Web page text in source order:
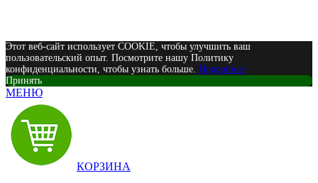
Этот веб-сайт использует COOKIE, чтобы улучшить ваш
пользовательский опыт. Посмотрите нашу Политику
конфиденциальности, чтобы узнать больше. Подробнее
Принять
МЕНЮ
КОРЗИНА